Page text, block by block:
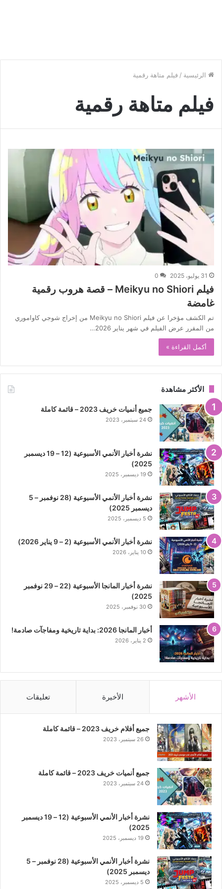
الرئيسية / فيلم متاهة رقمية
فيلم متاهة رقمية
31 يوليو، 2025 0
فيلم Meikyu no Shiori – قصة هروب رقمية
غامضة
تم الكشف مؤخرا عن فيلم Meikyu no Shiori من إخراج شوجي كاواموري
من المقرر عرض الفيلم في شهر يناير 2026…
أكمل القراءة »
الأكثر مشاهدة
جميع أنميات خريف 2023 – قائمة كاملة
24 سبتمبر، 2023
نشرة أخبار الأنمي الأسبوعية (12 – 19 ديسمبر
2025)
19 ديسمبر، 2025
نشرة أخبار الأنمي الأسبوعية (28 نوفمبر – 5
ديسمبر 2025)
5 ديسمبر، 2025
نشرة أخبار الأنمي الأسبوعية (2 – 9 يناير 2026)
10 يناير، 2026
نشرة أخبار المانجا الأسبوعية (22 – 29 نوفمبر
2025)
30 نوفمبر، 2025
أخبار المانجا 2026: بداية تاريخية ومفاجآت صادمة!
2 يناير، 2026
الأشهر الأخيرة تعليقات
جميع أفلام خريف 2023 – قائمة كاملة
26 سبتمبر، 2023
جميع أنميات خريف 2023 – قائمة كاملة
24 سبتمبر، 2023
نشرة أخبار الأنمي الأسبوعية (12 – 19 ديسمبر
2025)
19 ديسمبر، 2025
نشرة أخبار الأنمي الأسبوعية (28 نوفمبر – 5
ديسمبر 2025)
5 ديسمبر، 2025